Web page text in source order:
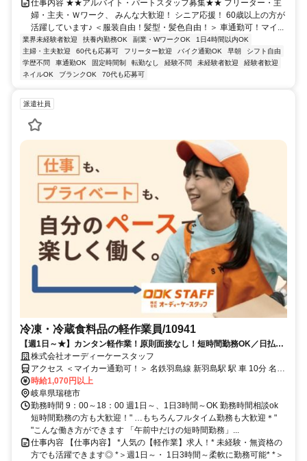
仕事内容 ★★アルバイト・パートスタッフ募集★★ フリーター・主
婦・主夫・Ｗワーク、 みんな大歓迎！ シニア応援！ 60歳以上の方が
活躍しています♪ ＜服装自由！髪型・髪色自由！＞ 車通勤可！マイ...
業界未経験者歓迎 扶養内勤務OK 副業・WワークOK
1日4時間以内OK
主婦・主夫歓迎
60代も応募可 フリーター歓迎 バイク通勤OK 早朝
シフト自由
学歴不問
車通勤OK 固定時間制 転勤なし 経験不問 未経験者歓迎
経験者歓迎
ネイルOK
ブランクOK 70代も応募可
派遣社員
冷凍・冷蔵食料品の軽作業員/10941
【週1日～★】カンタン軽作業！原則面接なし！短時間勤務OK／日払い
可／髪色・ピアス自由
株式会社オーディーケースタッフ
アクセス ＜マイカー通勤可！＞ 名鉄羽島線 新羽島駅 駅 車 10分 名鉄
羽島線 江吉良駅 駅 車 8分
時給1,070円以上
岐阜県瑞穂市
勤務時間 9：00～18：00 週1日～、1日3時間～OK 勤務時間相談ok
短時間勤務の方も大歓迎！" …もちろんフルタイム勤務も大歓迎＊"
"こんな働き方ができます 「午前中だけの短時間勤務」...
仕事内容 【仕事内容】 *人気の【軽作業】求人！* 未経験・無資格の
方でも活躍できます◎ *＞週1日～・ 1日3時間～柔軟に勤務可能* *＞